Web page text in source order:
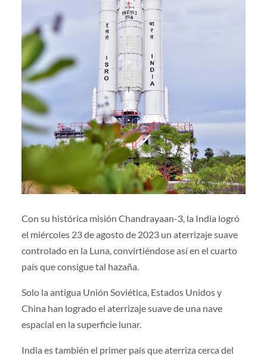
Con su histórica misión Chandrayaan-3, la India logró
el miércoles 23 de agosto de 2023 un aterrizaje suave
controlado en la Luna, convirtiéndose así en el cuarto
país que consigue tal hazaña.
Solo la antigua Unión Soviética, Estados Unidos y
China han logrado el aterrizaje suave de una nave
espacial en la superficie lunar.
India es también el primer país que aterriza cerca del